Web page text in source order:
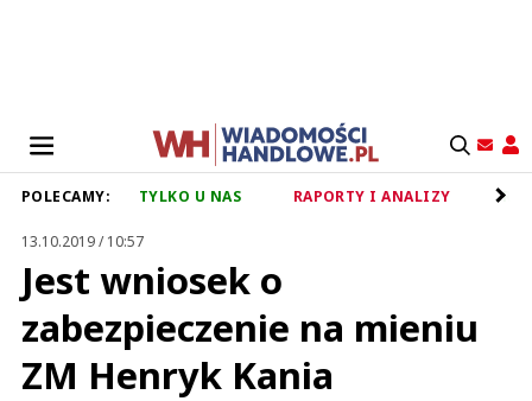
POLECAMY: TYLKO U NAS RAPORTY I ANALIZY
13.10.2019 / 10:57
Jest wniosek o
zabezpieczenie na mieniu
ZM Henryk Kania